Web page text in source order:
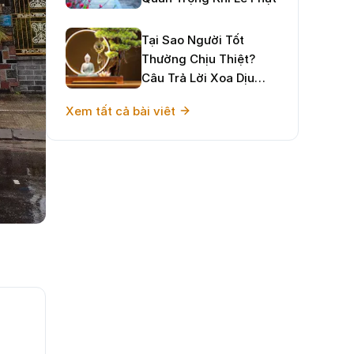
Tại Sao Người Tốt
Thường Chịu Thiệt?
Câu Trả Lời Xoa Dịu
Hướng Sống Hạnh Phúc
Xem tất cả bài viêt